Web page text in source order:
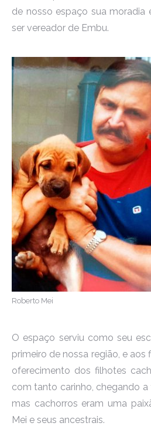
de nosso espaço sua moradia
ser vereador de Embu.
Roberto Mei
O espaço serviu como seu
primeiro de nossa região, e aos
oferecimento dos filhotes
com tanto carinho, chegando a
mas cachorros eram uma
Mei e seus ancestrais.